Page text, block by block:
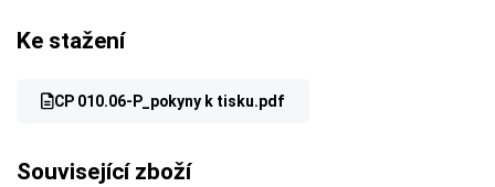
Ke stažení
CP 010.06-P_pokyny k tisku.pdf
Související zboží